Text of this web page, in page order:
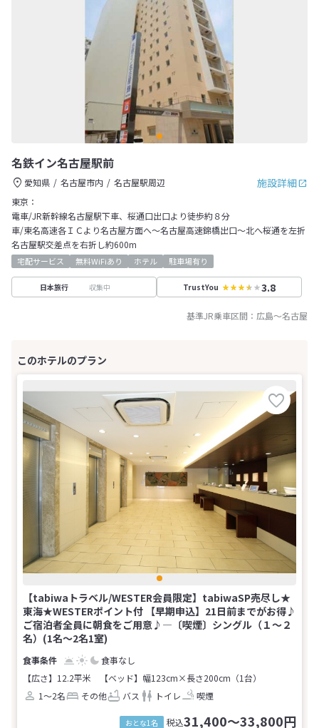
名鉄イン名古屋駅前
施設詳細
愛知県 名古屋市内
名古屋駅周辺
東京：
電車/JR新幹線名古屋駅下車、桜通口出口より徒歩約８分
車/東名高速各ＩＣより名古屋方面へ～名古屋高速錦橋出口～北へ桜通を左折
名古屋駅交差点を右折し約600m
宅配サービス 無料WiFiあり ホテル 駐車場有り
日本旅行 収集中 TrustYou 3.8
基準JR乗車区間： 広島～名古屋
【tabiwaトラベル/WESTER会員限定】tabiwaSP売尽し★
東海★WESTERポイント付 【早期申込】21日前までがお得♪
ご宿泊者全員に朝食をご用意♪―〔喫煙〕シングル（１～２
名）(1名～2名1室)
食事なし
【広さ】12.2平米
【ベッド】幅123cm×長さ200cm（1台）
1～2名
その他 バス トイレ 喫煙
おとな1名 税込31,400～33,800円